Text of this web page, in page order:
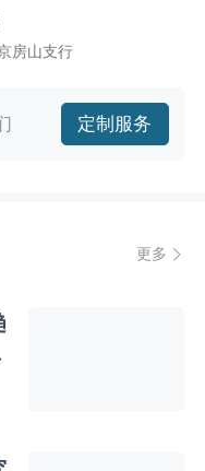
房山支行
定制服务
更多